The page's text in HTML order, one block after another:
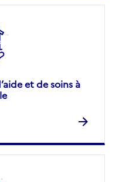
et de soins à